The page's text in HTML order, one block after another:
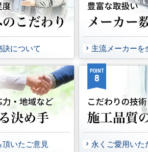
について 主流メーカーを
頂いたご意見
POINT
8
永くご愛用いた